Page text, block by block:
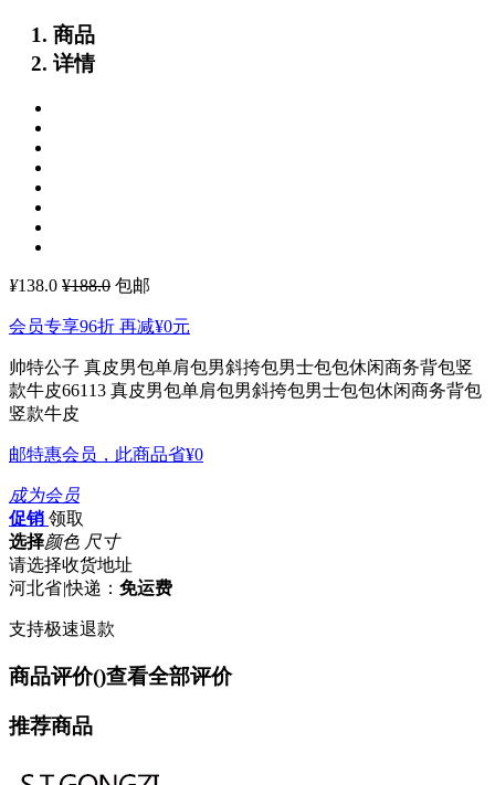
商品
详情
¥138.0 ¥188.0 包邮
会员专享96折 再减¥0元
帅特公子 真皮男包单肩包男斜挎包男士包包休闲商务背包竖
款牛皮66113 真皮男包单肩包男斜挎包男士包包休闲商务背包
竖款牛皮
邮特惠会员，此商品省¥0
成为会员
促销 领取
选择颜色 尺寸
请选择收货地址
河北省|快递： 免运费
支持极速退款
商品评价()查看全部评价
推荐商品